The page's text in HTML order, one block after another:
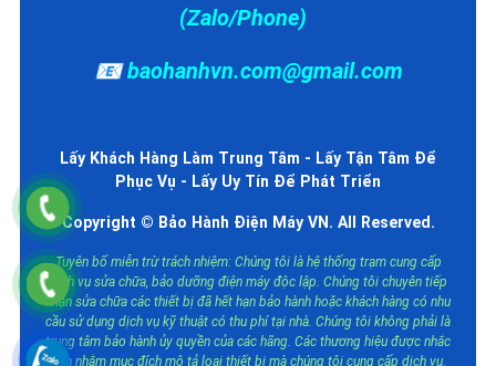
(Zalo/Phone)
📧 baohanhvn.com@gmail.com
Lấy Khách Hàng Làm Trung Tâm - Lấy Tận Tâm Để
Phục Vụ - Lấy Uy Tín Để Phát Triển
Copyright © Bảo Hành Điện Máy VN. All Reserved.
Tuyên bố miễn trừ trách nhiệm: Chúng tôi là hệ thống trạm cung cấp
dịch vụ sửa chữa, bảo dưỡng điện máy độc lập. Chúng tôi chuyên tiếp
nhận sửa chữa các thiết bị đã hết hạn bảo hành hoặc khách hàng có nhu
cầu sử dụng dịch vụ kỹ thuật có thu phí tại nhà. Chúng tôi không phải là
trung tâm bảo hành ủy quyền của các hãng. Các thương hiệu được nhắc
đến nhằm mục đích mô tả loại thiết bị mà chúng tôi cung cấp dịch vụ.